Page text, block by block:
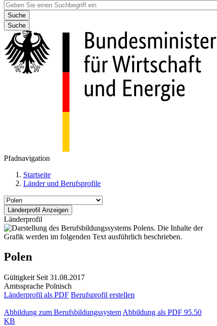
Suche
Pfadnavigation
Startseite
Länder und Berufsprofile
Länderprofil
Polen
Gültigkeit Seit 31.08.2017
Amtssprache Polnisch
Länderprofil als PDF Berufsprofil erstellen
Abbildung zum Berufsbildungssystem Abbildung als PDF 95.50
KB